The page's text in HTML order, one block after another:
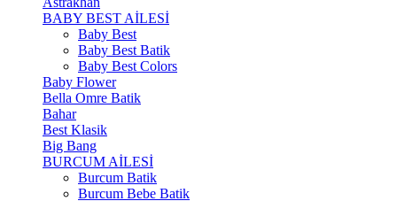
BABY BEST AİLESİ
Baby Best
Baby Best Batik
Baby Best Colors
Baby Flower
Bella Omre Batik
Bahar
Best Klasik
Big Bang
BURCUM AİLESİ
Burcum Batik
Burcum Bebe Batik